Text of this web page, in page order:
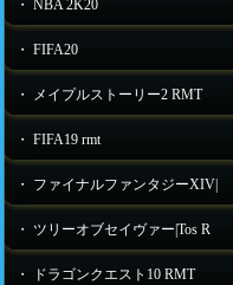
・ NBA 2K20
・ FIFA20
・ メイプルストーリー2 RMT
・ FIFA19 rmt
・ ファイナルファンタジーXIV|
・ ツリーオブセイヴァー|Tos R
・ ドラゴンクエスト10 RMT